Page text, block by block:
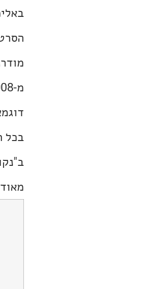
מ-2008 בכיכובו (ובימויו) של קלינט איסטווד.
בכל